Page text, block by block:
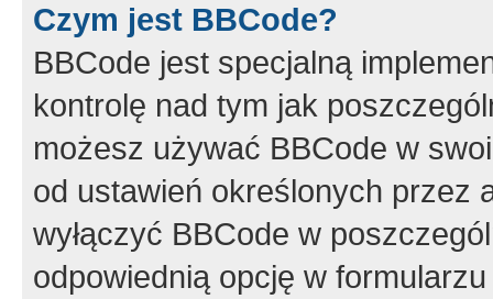
Czym jest BBCode?
BBCode jest specjalną
kontrolę nad tym jak
możesz używać BBCode w
od ustawień określonych przez
wyłączyć BBCode w
odpowiednią opcję w